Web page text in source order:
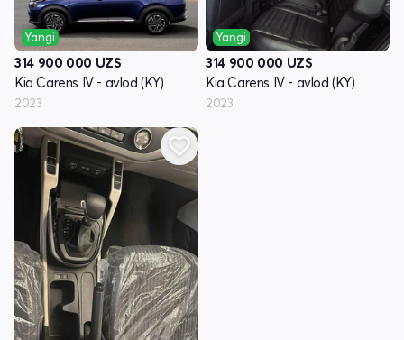
Yangi
314 900 000 UZS
Kia Carens IV - avlod (KY)
2023
Yangi
314 900 000 UZS
Kia Carens IV - avlod (KY)
2023